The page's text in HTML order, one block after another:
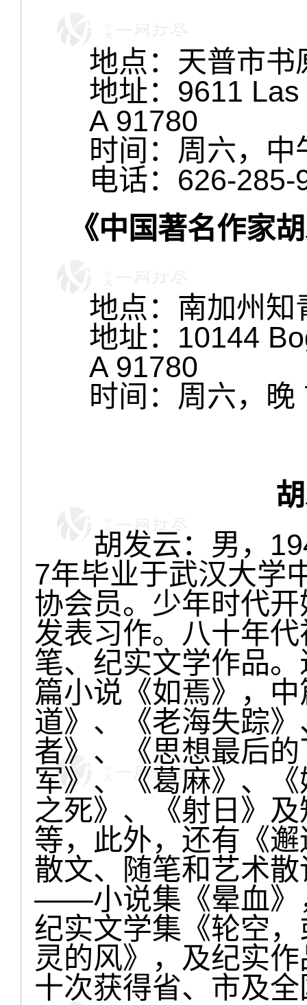
地点：天普市书
地址：9611
A 91780
时间：周六，
电话：626-
《中国著名作家
地点：南加州知
地址：10144
A 91780
时间：周六，
胡发云：男，
7年毕业于武汉大学
协会员。少年时代
发表习作。八十年
笔、纪实文学作品
篇小说《如焉》，
道》、《老海失踪
者》、《思想最后
军》、《葛麻》、
之死》、《射日》
等，此外，还有《
散文、随笔和艺术
——小说集《晕血》
纪实文学集《轮空
灵的风》，及纪实
十次获得省、市及